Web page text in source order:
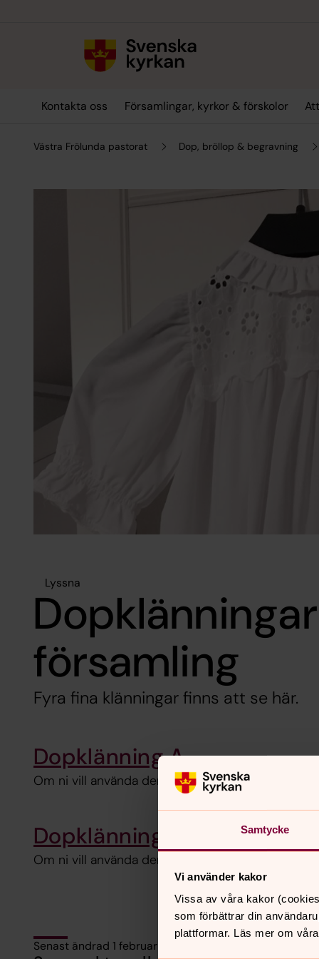
Samtycke
Vi använder kakor
Vissa av våra kakor
som förbättrar din
plattformar. Läs mer om
Kontakta oss Församlingar, kyrkor & förskolor
Västra Frölunda pastorat Dop, bröllop & begravning
Lyssna
församling
Fyra fina klänningar finns att se här.
Dopklänning A
Om ni vill använda denna klänning, ange klänning
Dopklänning C
Om ni vill använda denna klänning, ange klänning
Senast ändrad 1 februari 2021